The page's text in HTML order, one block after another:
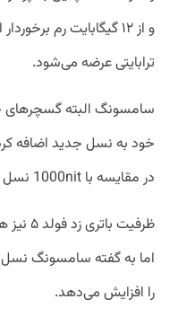
ترابایتی عرضه می‌شود.
سامسونگ البته گسچر‌های
در مقایسه با 1000nit نسل قبلی) را شاهد هستیم.
اما به گفته سامسونگ نسل
را افزایش می‌دهد.